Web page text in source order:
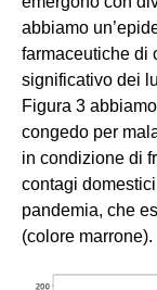
abbiamo
farmaceutiche di
significativo dei
Figura 3
congedo per
in condizione di
contagi
pandemia, che
(colore marrone).